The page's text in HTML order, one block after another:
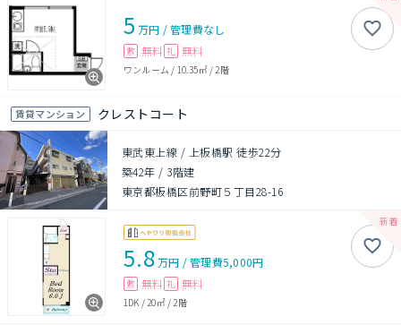
5 万円 /管理費なし
敷 無料 礼 無料
ワンルーム / 10.35㎡/ 2階
賃貸マンション クレストコート
東武東上線 / 上板橋駅 徒歩22分
築42年 / 3階建
東京都板橋区前野町５丁目28-16
5.8万円 /管理費5,000円
敷 無料 礼 無料
1DK /20㎡/2階